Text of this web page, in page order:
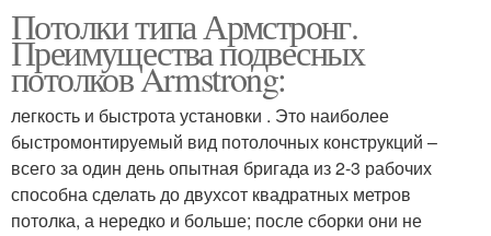
Потолки типа Армстронг.
Преимущества подвесных
потолков Armstrong:
легкость и быстрота установки . Это наиболее
быстромонтируемый вид потолочных конструкций –
всего за один день опытная бригада из 2-3 рабочих
способна сделать до двухсот квадратных метров
потолка, а нередко и больше; после сборки они не